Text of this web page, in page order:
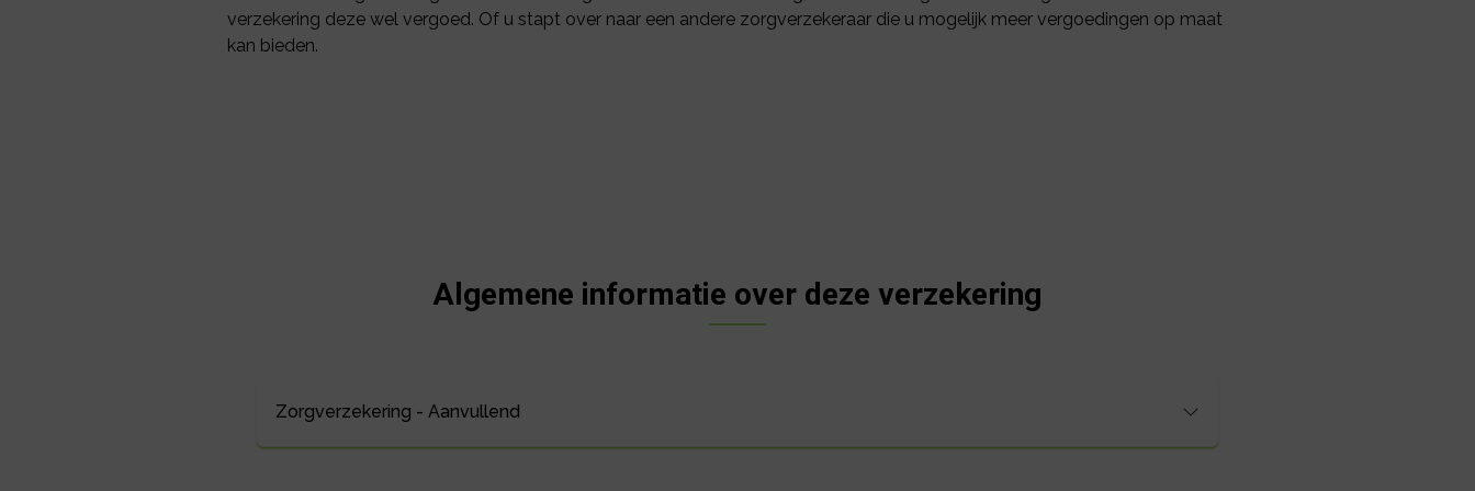
verzekering deze wel vergoed. Of u stapt over naar een andere zorgverzekeraar die u mogelijk meer vergoedingen op maat
kan bieden.
Algemene informatie over deze verzekering
Zorgverzekering - Aanvullend